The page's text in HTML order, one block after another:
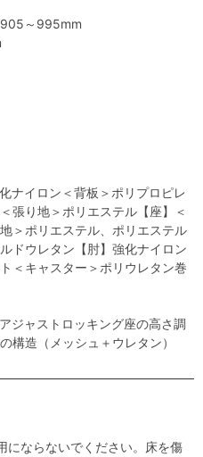
～995mm
ナイロン＜背板＞ポリプロピレ
張り地＞ポリエステル【座】＜
＞ポリエステル、ポリエステル
ドウレタン【肘】強化ナイロン
＜キャスター＞ポリウレタン巻
ジャストロッキング座の高さ調
構造（メッシュ＋ウレタン）
にならないでください。床を傷